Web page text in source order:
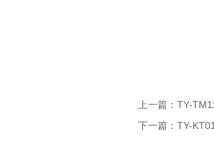
上一篇： TY-
下一篇： TY-